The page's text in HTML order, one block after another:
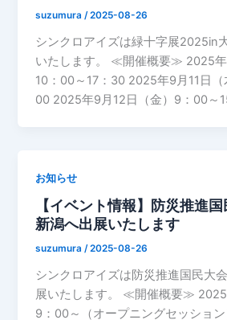
suzumura /2025-08-26
シンクロアイズは緑十字展2025in
いたします。 ≪開催概要≫ 2025年
10：00～17：30 2025年9月11日（
00 2025年9月12日（金）9：00～
お知らせ
【イベント情報】防災推進
新潟へ出展いたします
suzumura/2025-08-26
シンクロアイズは防災推進国民大
展いたします。 ≪開催概要≫ 2025
9：00～（オープニングセッション